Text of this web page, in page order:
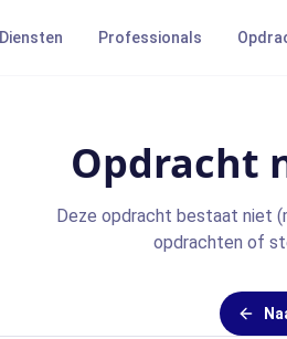
Diensten Professionals
Opdracht
Deze opdracht bestaat niet
opdrachten of